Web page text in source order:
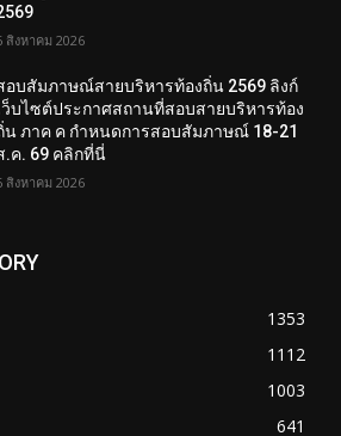
สิงหาคม 2026
อบสัมภาษณ์สายบริหารท้องถิ่น 2569 ลิงก์
ว็บไซต์ประกาศสถานที่สอบสายบริหารท้อง
น ภาค ค กำหนดการสอบสัมภาษณ์ 18-21
.ค. 69 คลิกที่นี่
สิงหาคม 2026
1353
1112
1003
641